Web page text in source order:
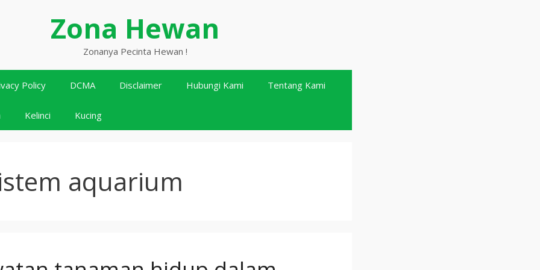
Zona Hewan
Zonanya Pecinta Hewan !
Policy DCMA Disclaimer Hubungi Kami Tentang Kami
Kelinci Kucing
aquarium